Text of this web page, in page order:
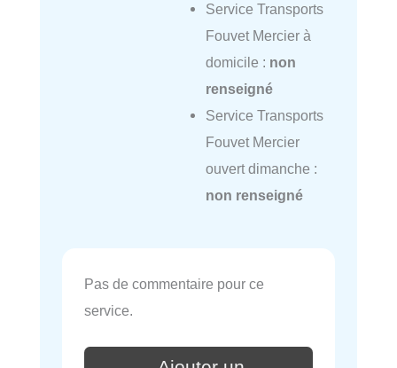
Service Transports
Fouvet Mercier à
domicile : non
renseigné
Service Transports
Fouvet Mercier
ouvert dimanche :
non renseigné
Pas de commentaire pour ce
service.